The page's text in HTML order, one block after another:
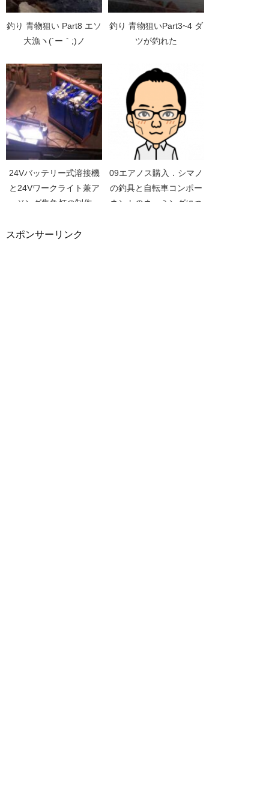
釣り 青物狙い Part8 エソ
大漁ヽ(´ー｀;)ノ
釣り 青物狙いPart3~4 ダ
ツが釣れた
24Vバッテリー式溶接機
と24Vワークライト兼ア
ジング集魚灯の制作
09エアノス購入．シマノ
の釣具と自転車コンポー
ネントのネーミングにつ
スポンサーリンク